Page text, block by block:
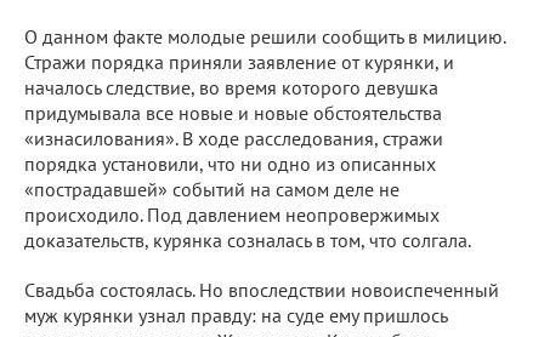
О данном факте молодые решили сообщить в милицию.
Стражи порядка приняли заявление от курянки, и
началось следствие, во время которого девушка
придумывала все новые и новые обстоятельства
«изнасилования». В ходе расследования, стражи
порядка установили, что ни одно из описанных
«пострадавшей» событий на самом деле не
происходило. Под давлением неопровержимых
доказательств, курянка созналась в том, что солгала.
Свадьба состоялась. Но впоследствии новоиспеченный
муж курянки узнал правду: на суде ему пришлось